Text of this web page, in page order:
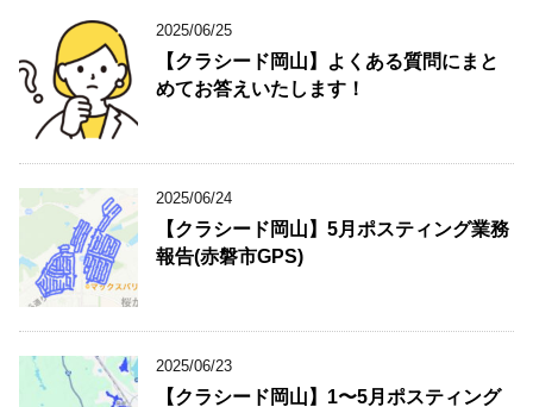
2025/06/25
【クラシード岡山】よくある質問にまと
めてお答えいたします！
2025/06/24
【クラシード岡山】5月ポスティング業務
報告(赤磐市GPS)
2025/06/23
【クラシード岡山】1〜5月ポスティング